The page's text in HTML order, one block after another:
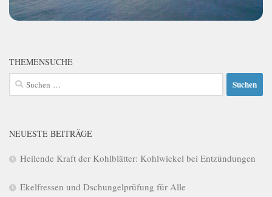
THEMENSUCHE
Suchen
nach:
NEUESTE BEITRÄGE
Heilende Kraft der Kohlblätter: Kohlwickel bei Entzündungen
Ekelfressen und Dschungelprüfung für Alle